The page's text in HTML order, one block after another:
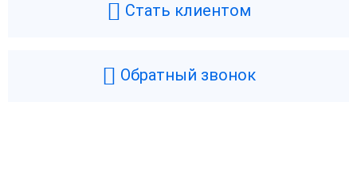
Стать клиентом
Обратный звонок